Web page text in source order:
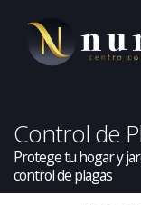
Control de
Protege tu hogar y
control de plagas